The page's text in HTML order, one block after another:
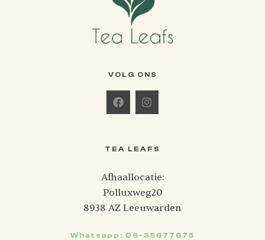
VOLG ONS
TEA LEAFS
Afhaallocatie:
Polluxweg20
8938 AZ Leeuwarden
Whatsapp: 06-35677675